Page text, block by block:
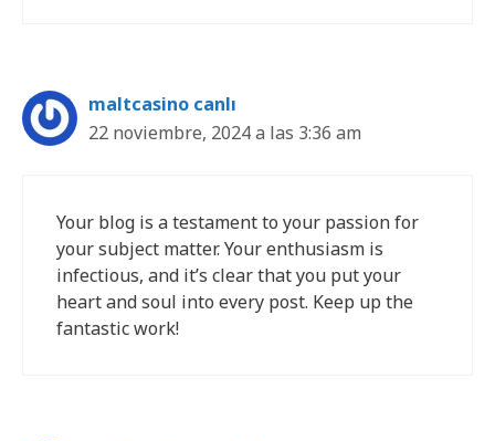
maltcasino canlı
22 noviembre, 2024 a las 3:36 am
Your blog is a testament to your passion for
your subject matter. Your enthusiasm is
infectious, and it’s clear that you put your
heart and soul into every post. Keep up the
fantastic work!